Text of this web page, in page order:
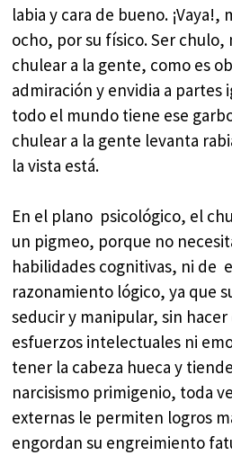
labia y cara de bueno. ¡Vaya!,
ocho, por su físico. Ser chulo,
chulear a la gente, como es
admiración y envidia a partes
todo el mundo tiene ese
chulear a la gente levanta
la vista está.
En el plano psicológico, el
un pigmeo, porque no
habilidades cognitivas, ni de
razonamiento lógico, ya que
seducir y manipular, sin hacer
esfuerzos intelectuales ni
tener la cabeza hueca y
narcisismo primigenio, toda
externas le permiten logros
engordan su engreimiento